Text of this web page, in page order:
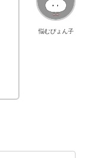
悩むぴょん子